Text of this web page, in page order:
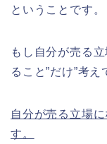
ということです。
もし自分が売る
ること”だけ”考え
自分が売る立場
す。